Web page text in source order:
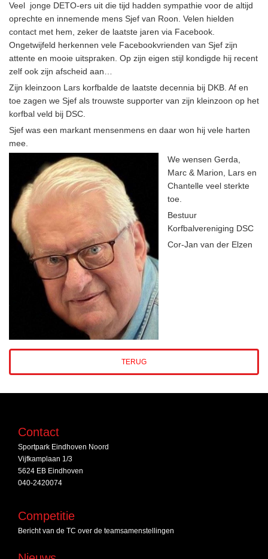
Veel jonge DETO-ers uit die tijd hadden sympathie voor de altijd
oprechte en innemende mens Sjef van Roon. Velen hielden
contact met hem, zeker de laatste jaren via Facebook.
Ongetwijfeld herkennen vele Facebookvrienden van Sjef zijn
attente en mooie uitspraken. Op zijn eigen stijl kondigde hij recent
zelf ook zijn afscheid aan…
Zijn kleinzoon Lars korfbalde de laatste decennia bij DKB. Af en
toe zagen we Sjef als trouwste supporter van zijn kleinzoon op het
korfbal veld bij DSC.
Sjef was een markant mensenmens en daar won hij vele harten
mee.
We wensen Gerda,
Marc & Marion, Lars en
Chantelle veel sterkte
toe.
Bestuur
Korfbalvereniging DSC
Cor-Jan van der Elzen
TERUG
Contact
Sportpark Eindhoven Noord
Vijfkamplaan 1/3
5624 EB Eindhoven
040-2420074
Competitie
Bericht van de TC over de teamsamenstellingen